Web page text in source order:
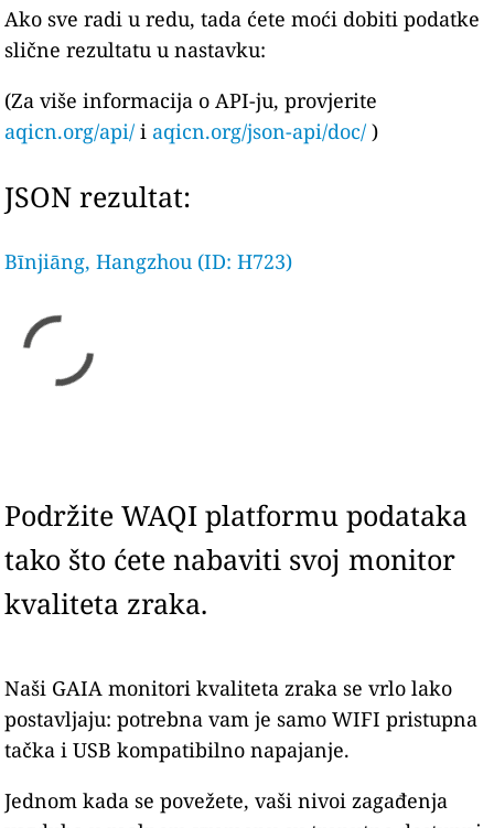
Ako sve radi u redu, tada ćete moći dobiti podatke
slične rezultatu u nastavku:
(Za više informacija o API-ju, provjerite
aqicn.org/api/ i aqicn.org/json-api/doc/ )
JSON rezultat:
Bīnjiāng, Hangzhou (ID: H723)
Podržite WAQI platformu podataka
tako što ćete nabaviti svoj monitor
kvaliteta zraka.
Naši GAIA monitori kvaliteta zraka se vrlo lako
postavljaju: potrebna vam je samo WIFI pristupna
tačka i USB kompatibilno napajanje.
Jednom kada se povežete, vaši nivoi zagađenja